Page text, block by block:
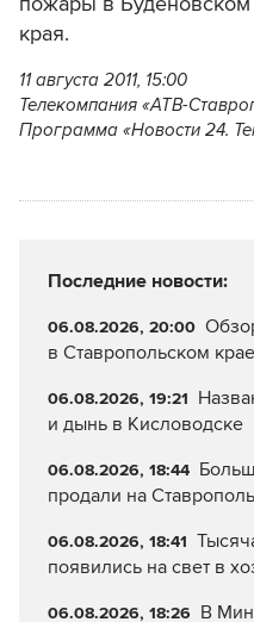
края.
11 августа 2011, 15:00
Телекомпания «АТВ-
Программа «Новости 24.
Последние новости:
06.08.2026, 20:00
в Ставропольском
06.08.2026, 19:21
и дынь в Кисловодске
06.08.2026, 18:44
продали на
06.08.2026, 18:41
появились на свет в
06.08.2026, 18:26 В